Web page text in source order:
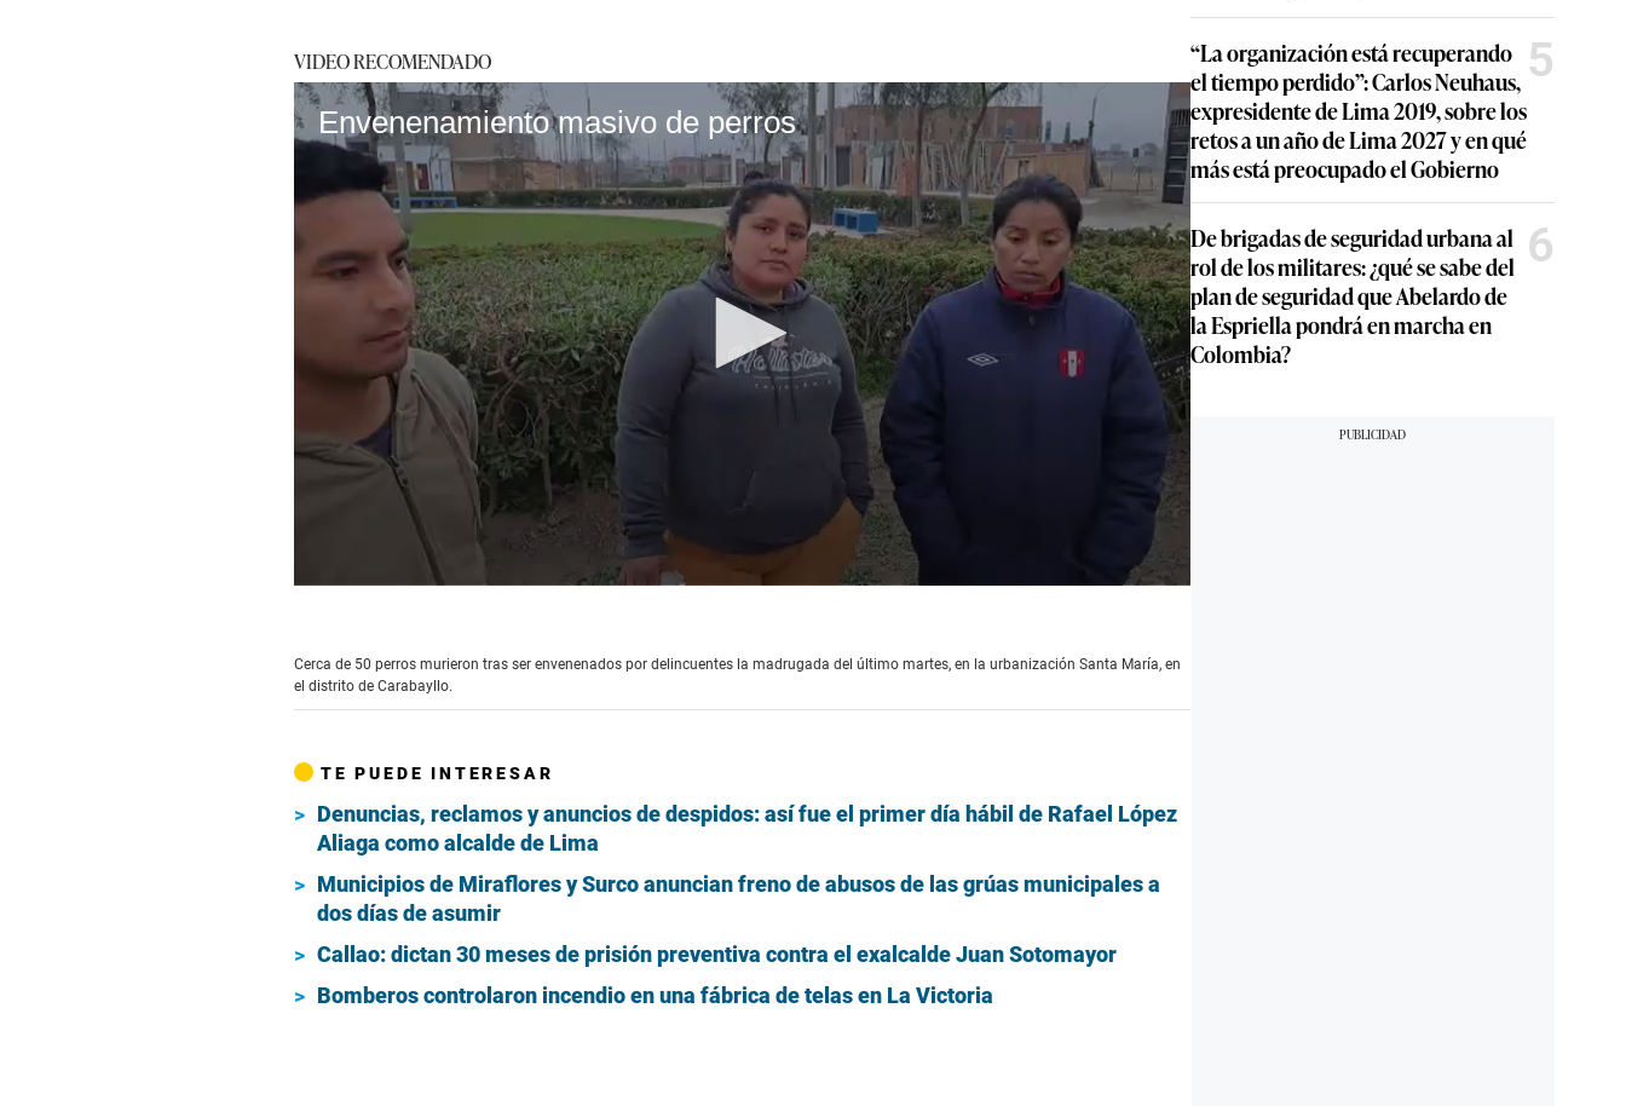
VIDEO RECOMENDADO
Envenenamiento masivo de perros
minutes,
50
secondsVolume
Cerca de 50 perros murieron tras ser envenenados por delincuentes la madrugada del último martes, en la urbanización Santa María, en
el distrito de Carabayllo.
TE PUEDE INTERESAR
Denuncias, reclamos y anuncios de despidos: así fue el primer día hábil de Rafael López
Aliaga como alcalde de Lima
Municipios de Miraflores y Surco anuncian freno de abusos de las grúas municipales a
dos días de asumir
Callao: dictan 30 meses de prisión preventiva contra el exalcalde Juan Sotomayor
Bomberos controlaron incendio en una fábrica de telas en La Victoria
“La organización está recuperando
el tiempo perdido”: Carlos Neuhaus,
expresidente de Lima 2019, sobre los
retos a un año de Lima 2027 y en qué
más está preocupado el Gobierno
5
De brigadas de seguridad urbana al
rol de los militares: ¿qué se sabe del
plan de seguridad que Abelardo de
la Espriella pondrá en marcha en
Colombia?
6